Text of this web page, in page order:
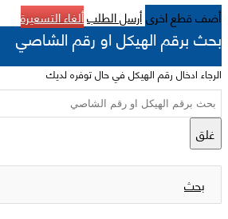
أضف قطع اخرىأرسل الطلبألغاء التسعيرة
بحث برقم الهيكل او رقم الشاصي
الرجاء ادخال رقم الهيكل في حال توفره لديك
غلق
بحث